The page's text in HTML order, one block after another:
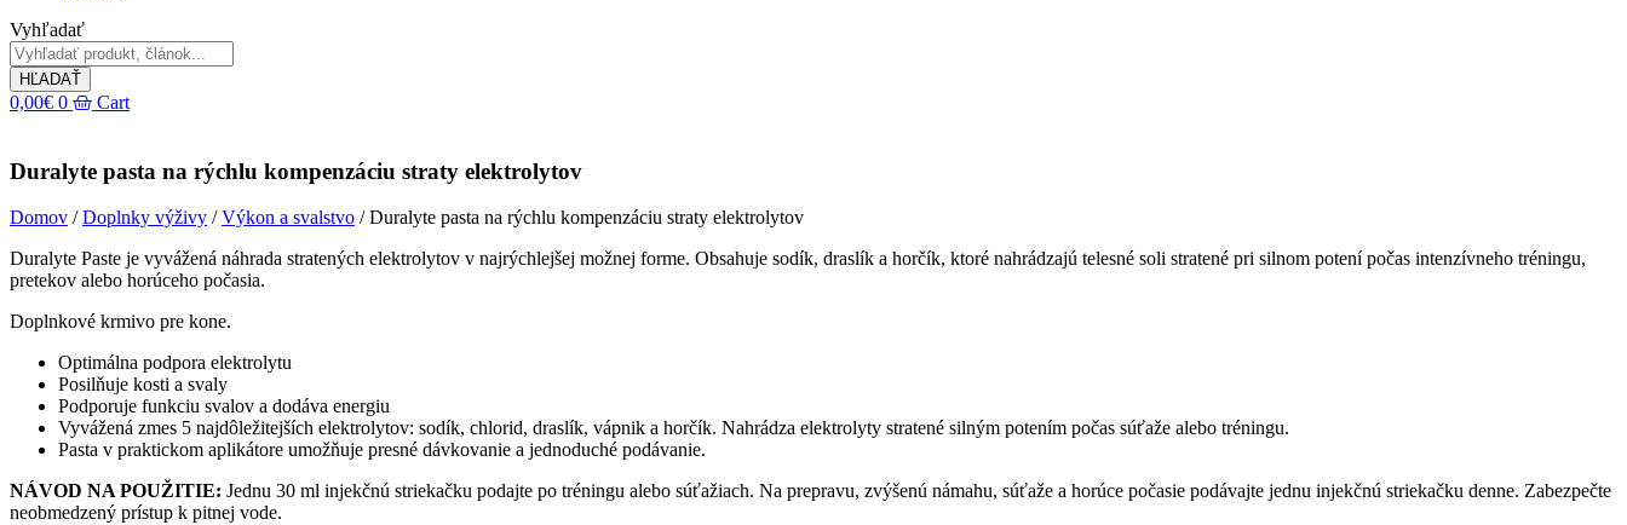
Vyhľadať
HĽADAŤ
0,00€ 0 Cart
Duralyte pasta na rýchlu kompenzáciu straty elektrolytov
Domov /Doplnky výživy /Výkon a svalstvo / Duralyte pasta na rýchlu kompenzáciu straty elektrolytov
Duralyte Paste je vyvážená náhrada stratených elektrolytov v najrýchlejšej možnej forme. Obsahuje sodík, draslík a horčík, ktoré nahrádzajú telesné soli stratené pri silnom potení počas intenzívneho tréningu,
pretekov alebo horúceho počasia.
Doplnkové krmivo pre kone.
Optimálna podpora elektrolytu
Posilňuje kosti a svaly
Podporuje funkciu svalov a dodáva energiu
Vyvážená zmes 5 najdôležitejších elektrolytov: sodík, chlorid, draslík, vápnik a horčík. Nahrádza elektrolyty stratené silným potením počas súťaže alebo tréningu.
Pasta v praktickom aplikátore umožňuje presné dávkovanie a jednoduché podávanie.
NÁVOD NA POUŽITIE: Jednu 30 ml injekčnú striekačku podajte po tréningu alebo súťažiach. Na prepravu, zvýšenú námahu, súťaže a horúce počasie podávajte jednu injekčnú striekačku denne. Zabezpečte
neobmedzený prístup k pitnej vode.